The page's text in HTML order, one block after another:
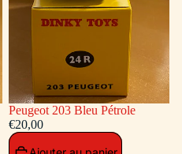
Peugeot 203 Bleu Pétrole
€20,00